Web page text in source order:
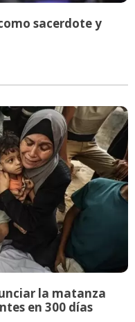
sacerdote y
la matanza
en 300 días